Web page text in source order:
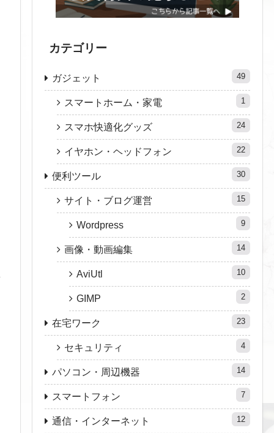
カテゴリー
ガジェット 49
スマートホーム・家電 1
スマホ快適化グッズ 24
イヤホン・ヘッドフォン 22
便利ツール 30
サイト・ブログ運営 15
Wordpress 9
画像・動画編集 14
AviUtl 10
GIMP 2
在宅ワーク 23
セキュリティ 4
パソコン・周辺機器 14
スマートフォン 7
通信・インターネット 12